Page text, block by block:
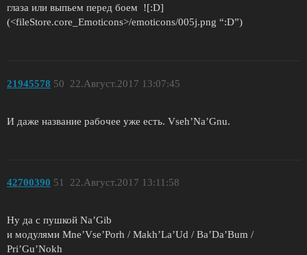
глаза или выпьем перед боем ![:D]
(<fileStore.core_Emoticons>/emoticons/005j.png “:D”)
21945578 22.Август.2017 13:07:45
50
И даже название рабочее уже есть. Vseh’Na’Gnu.
42700390 22.Август.2017 13:11:58
51
Ну да с пушкой Na’Gib
и модулями Mne’Vse’Porh / Makh’La’Ud / Ba’Da’Bum /
Pri’Gu’Nokh